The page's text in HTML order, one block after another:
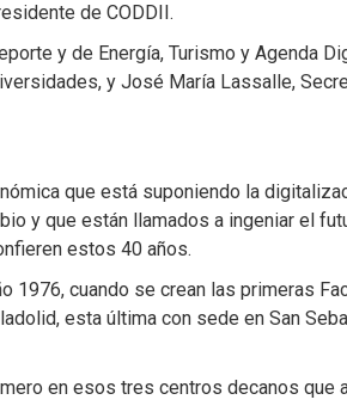
de CODDII.
y de Energía, Turismo y Agenda
y José María Lassalle,
que está suponiendo la
y que están llamados a ingeniar el
estos 40 años.
cuando se crean las primeras
esta última con sede en San
en esos tres centros decanos que